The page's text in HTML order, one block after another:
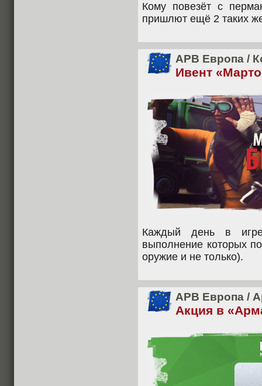
Кому повезёт с
пришлют ещё 2 таких
APB Европа /
Ивент
Каждый день в
выполнение которых
оружие и не только).
APB Европа /
Акция в